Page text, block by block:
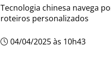
Tecnologia chinesa navega
roteiros personalizados
04/04/2025 às 10h43